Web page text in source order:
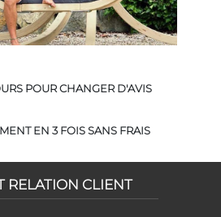
POUR CHANGER D'AVIS
EN 3 FOIS SANS FRAIS
RELATION CLIENT